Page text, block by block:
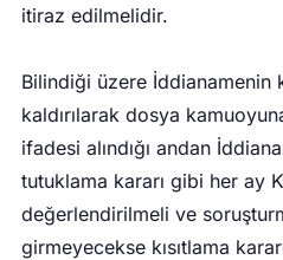
itiraz edilmelidir.
Bilindiği üzere İddianamenin
kaldırılarak dosya
ifadesi alındığı andan
tutuklama kararı gibi her ay
değerlendirilmeli ve
girmeyecekse kısıtlama